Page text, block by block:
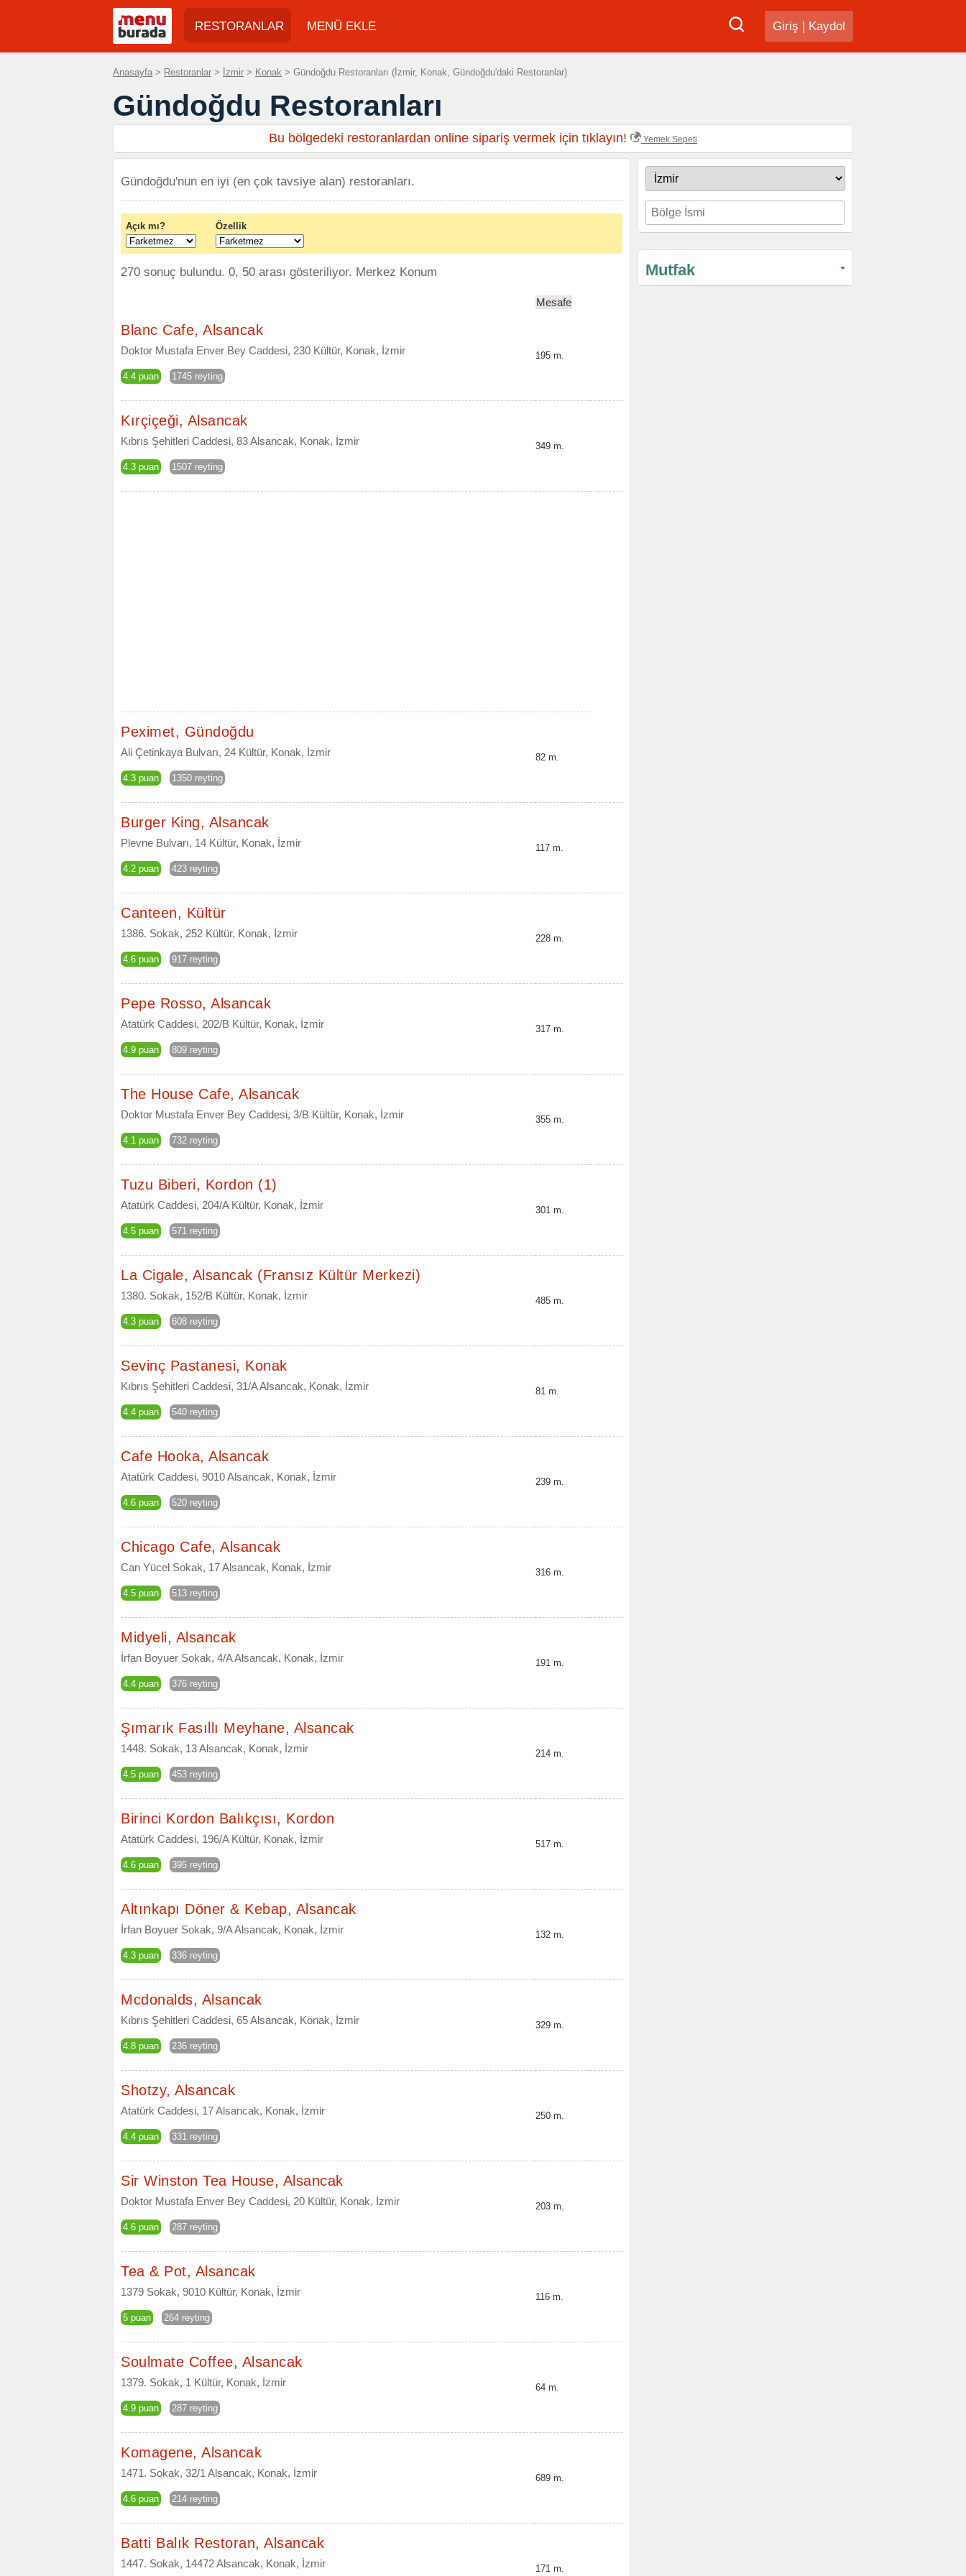
Giriş | Kaydol
RESTORANLAR MENÜ EKLE
Anasayfa > Restoranlar > İzmir > Konak > Gündoğdu Restoranları (İzmir, Konak, Gündoğdu'daki Restoranlar)
Gündoğdu Restoranları
Bu bölgedeki restoranlardan online sipariş vermek için tıklayın! Yemek Sepeti
Mutfak
Gündoğdu'nun en iyi (en çok tavsiye alan) restoranları.
Açık mı? Özellik
270 sonuç bulundu. 0, 50 arası gösteriliyor. Merkez Konum
Mesafe
Blanc Cafe, Alsancak
Doktor Mustafa Enver Bey Caddesi, 230 Kültür, Konak, İzmir
4.4 puan 1745 reyting
195 m.
Kırçiçeği, Alsancak
Kıbrıs Şehitleri Caddesi, 83 Alsancak, Konak, İzmir
4.3 puan 1507 reyting
349 m.
Peximet, Gündoğdu
Ali Çetinkaya Bulvarı, 24 Kültür, Konak, İzmir
4.3 puan 1350 reyting
82 m.
Burger King, Alsancak
Plevne Bulvarı, 14 Kültür, Konak, İzmir
4.2 puan 423 reyting
117 m.
Canteen, Kültür
1386. Sokak, 252 Kültür, Konak, İzmir
4.6 puan 917 reyting
228 m.
Pepe Rosso, Alsancak
Atatürk Caddesi, 202/B Kültür, Konak, İzmir
4.9 puan 809 reyting
317 m.
The House Cafe, Alsancak
Doktor Mustafa Enver Bey Caddesi, 3/B Kültür, Konak, İzmir
4.1 puan 732 reyting
355 m.
Tuzu Biberi, Kordon (1)
Atatürk Caddesi, 204/A Kültür, Konak, İzmir
4.5 puan 571 reyting
301 m.
La Cigale, Alsancak (Fransız Kültür Merkezi)
1380. Sokak, 152/B Kültür, Konak, İzmir
4.3 puan 608 reyting
485 m.
Sevinç Pastanesi, Konak
Kıbrıs Şehitleri Caddesi, 31/A Alsancak, Konak, İzmir
4.4 puan 540 reyting
81 m.
Cafe Hooka, Alsancak
Atatürk Caddesi, 9010 Alsancak, Konak, İzmir
4.6 puan 520 reyting
239 m.
Chicago Cafe, Alsancak
Can Yücel Sokak, 17 Alsancak, Konak, İzmir
4.5 puan 513 reyting
316 m.
Midyeli, Alsancak
İrfan Boyuer Sokak, 4/A Alsancak, Konak, İzmir
4.4 puan 376 reyting
191 m.
Şımarık Fasıllı Meyhane, Alsancak
1448. Sokak, 13 Alsancak, Konak, İzmir
4.5 puan 453 reyting
214 m.
Birinci Kordon Balıkçısı, Kordon
Atatürk Caddesi, 196/A Kültür, Konak, İzmir
4.6 puan 395 reyting
517 m.
Altınkapı Döner & Kebap, Alsancak
İrfan Boyuer Sokak, 9/A Alsancak, Konak, İzmir
4.3 puan 336 reyting
132 m.
Mcdonalds, Alsancak
Kıbrıs Şehitleri Caddesi, 65 Alsancak, Konak, İzmir
4.8 puan 236 reyting
329 m.
Shotzy, Alsancak
Atatürk Caddesi, 17 Alsancak, Konak, İzmir
4.4 puan 331 reyting
250 m.
Sir Winston Tea House, Alsancak
Doktor Mustafa Enver Bey Caddesi, 20 Kültür, Konak, İzmir
4.6 puan 287 reyting
203 m.
Tea & Pot, Alsancak
1379 Sokak, 9010 Kültür, Konak, İzmir
5 puan 264 reyting
116 m.
Soulmate Coffee, Alsancak
1379. Sokak, 1 Kültür, Konak, İzmir
4.9 puan 287 reyting
64 m.
Komagene, Alsancak
1471. Sokak, 32/1 Alsancak, Konak, İzmir
4.6 puan 214 reyting
689 m.
Batti Balık Restoran, Alsancak
1447. Sokak, 14472 Alsancak, Konak, İzmir 171 m.